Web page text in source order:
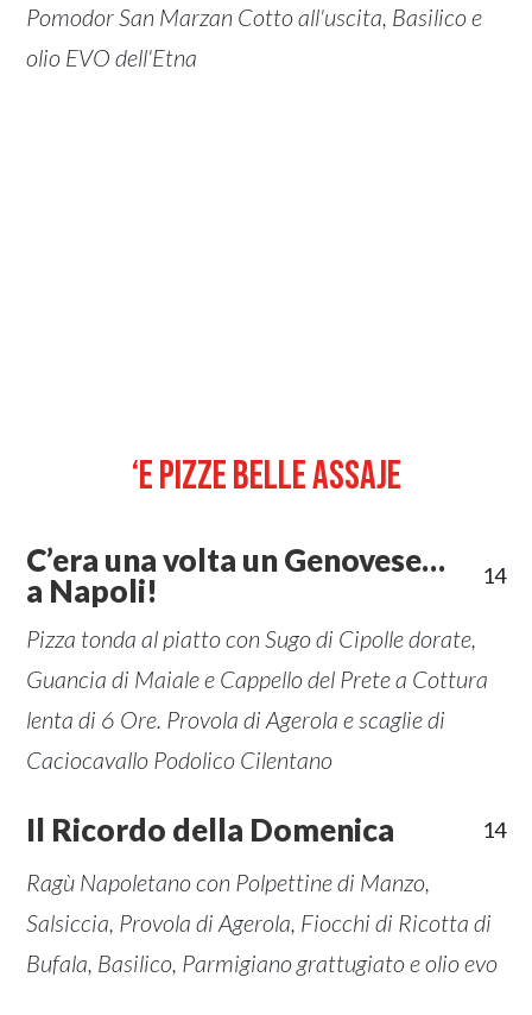
Pomodor San Marzan Cotto all'uscita, Basilico e
olio EVO dell'Etna
‘E PIZZE BELLE ASSAJE
C’era una volta un Genovese…
a Napoli!
14
Pizza tonda al piatto con Sugo di Cipolle dorate,
Guancia di Maiale e Cappello del Prete a Cottura
lenta di 6 Ore. Provola di Agerola e scaglie di
Caciocavallo Podolico Cilentano
Il Ricordo della Domenica 14
Ragù Napoletano con Polpettine di Manzo,
Salsiccia, Provola di Agerola, Fiocchi di Ricotta di
Bufala, Basilico, Parmigiano grattugiato e olio evo